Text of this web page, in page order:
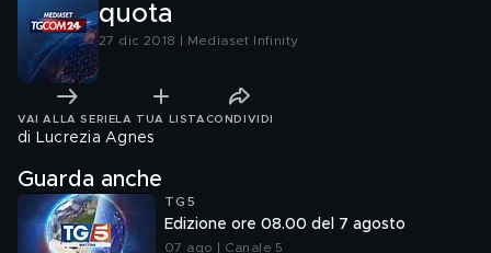
quota
27 dic 2018 | Mediaset Infinity
VAI ALLA SERIE LA TUA LISTA CONDIVIDI
di Lucrezia Agnes
Guarda anche
TG5
Edizione ore 08.00 del 7 agosto
07 ago | Canale 5